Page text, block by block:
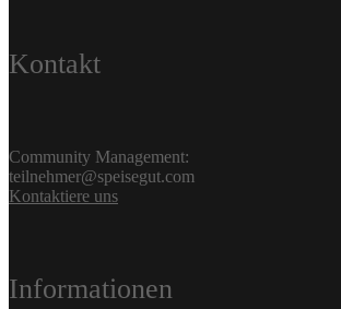
Kontakt
Community Management:
teilnehmer@speisegut.com
Kontaktiere uns
Informationen